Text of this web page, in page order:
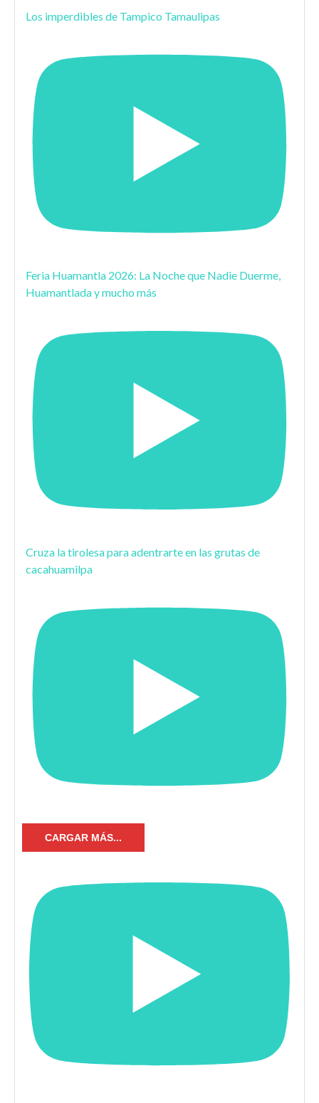
Los imperdibles de Tampico Tamaulipas
Feria Huamantla 2026: La Noche que Nadie Duerme,
Huamantlada y mucho más
Cruza la tirolesa para adentrarte en las grutas de
cacahuamilpa
CARGAR MÁS...